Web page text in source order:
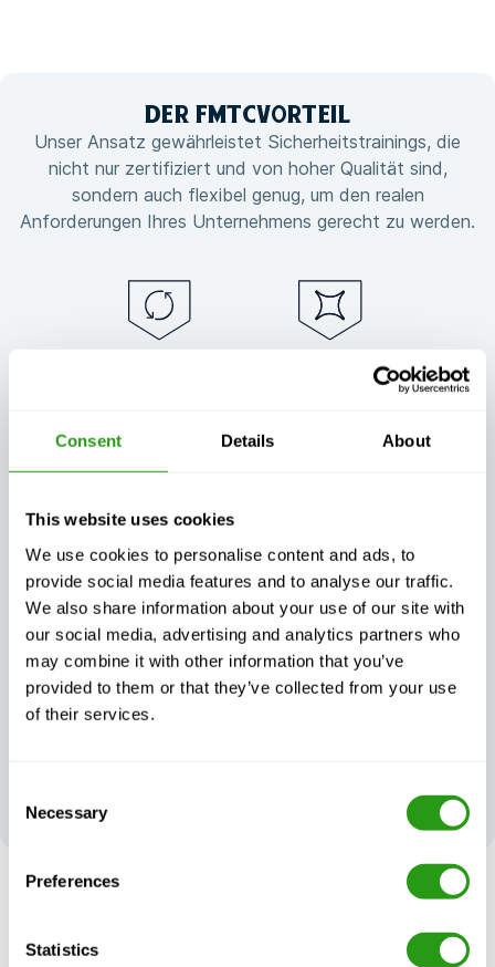
Consent Details About
This website uses cookies
We use cookies to personalise content and ads, to
provide social media features and to analyse our traffic.
We also share information about your use of our site with
our social media, advertising and analytics partners who
may combine it with other information that you’ve
provided to them or that they’ve collected from your use
of their services.
Selection
Necessary
Preferences
Statistics
DER FMTCVORTEIL
Unser Ansatz gewährleistet Sicherheitstrainings, die
nicht nur zertifiziert und von hoher Qualität sind,
sondern auch flexibel genug, um den realen
Anforderungen Ihres Unternehmens gerecht zu werden.
was passiert
Flexible, auf Ihre
immer Qualität
Außergewöhnlicher
Kundensupport,
Tag und Nacht
Spitzenleistungen